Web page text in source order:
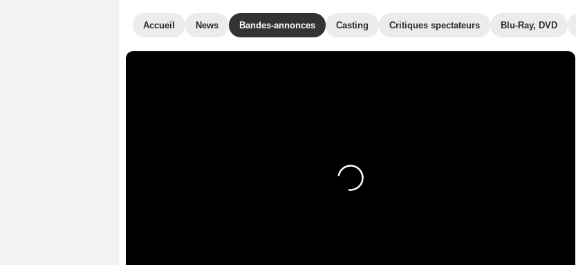
Accueil News Bandes-annonces Casting Critiques spectateurs Blu-Ray, DVD